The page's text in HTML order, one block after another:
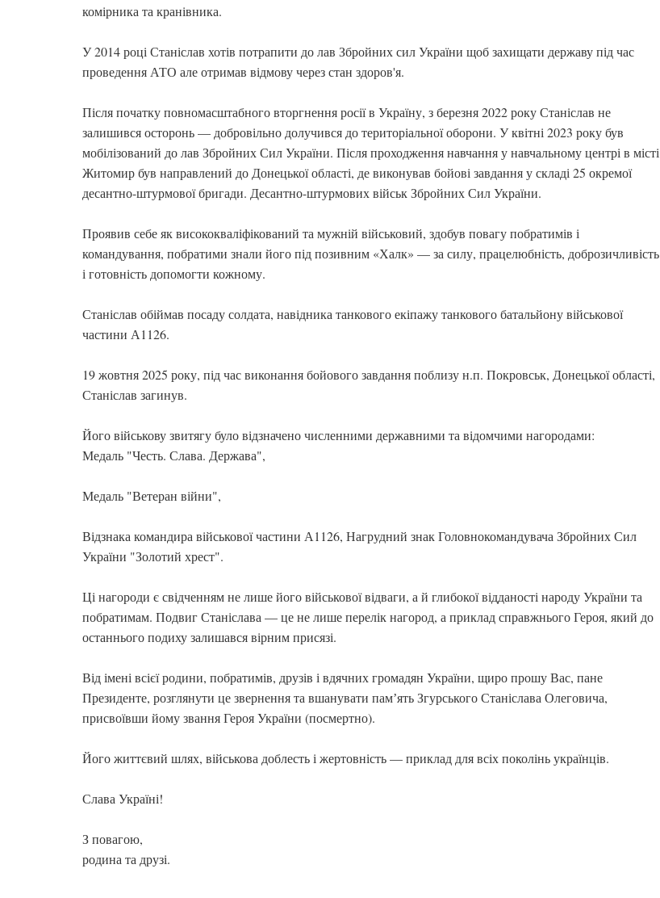
комірника та кранівника.
У 2014 році Станіслав хотів потрапити до лав Збройних сил України щоб захищати державу під час
проведення АТО але отримав відмову через стан здоров'я.
Після початку повномасштабного вторгнення росії в Україну, з березня 2022 року Станіслав не
залишився осторонь — добровільно долучився до територіальної оборони. У квітні 2023 року був
мобілізований до лав Збройних Сил України. Після проходження навчання у навчальному центрі в місті
Житомир був направлений до Донецької області, де виконував бойові завдання у складі 25 окремої
десантно-штурмової бригади. Десантно-штурмових військ Збройних Сил України.
Проявив себе як висококваліфікований та мужній військовий, здобув повагу побратимів і
командування, побратими знали його під позивним «Халк» — за силу, працелюбність, доброзичливість
і готовність допомогти кожному.
Станіслав обіймав посаду солдата, навідника танкового екіпажу танкового батальйону військової
частини А1126.
19 жовтня 2025 року, під час виконання бойового завдання поблизу н.п. Покровськ, Донецької області,
Станіслав загинув.
Його військову звитягу було відзначено численними державними та відомчими нагородами:
Медаль "Честь. Слава. Держава",
Медаль "Ветеран війни",
Відзнака командира військової частини А1126, Нагрудний знак Головнокомандувача Збройних Сил
України "Золотий хрест".
Ці нагороди є свідченням не лише його військової відваги, а й глибокої відданості народу України та
побратимам. Подвиг Станіслава — це не лише перелік нагород, а приклад справжнього Героя, який до
останнього подиху залишався вірним присязі.
Від імені всієї родини, побратимів, друзів і вдячних громадян України, щиро прошу Вас, пане
Президенте, розглянути це звернення та вшанувати памʼять Згурського Станіслава Олеговича,
присвоївши йому звання Героя України (посмертно).
Його життєвий шлях, військова доблесть і жертовність — приклад для всіх поколінь українців.
Слава Україні!
З повагою,
родина та друзі.